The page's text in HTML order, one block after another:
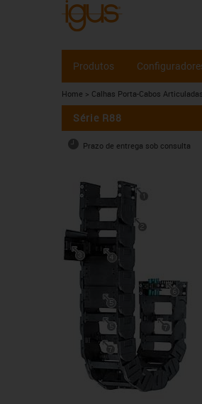
Produtos
Home > Calhas Porta-Cabos Articuladas
Série R88
Prazo de entrega sob consulta